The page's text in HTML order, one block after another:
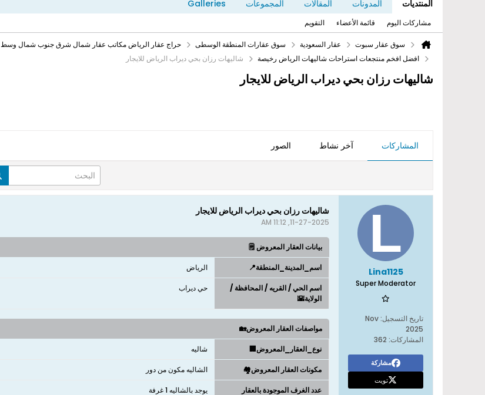
المنتديات المدونات المقالات المجموعات Galleries
مشاركات اليوم قائمة الأعضاء التقويم
سوق عقار سبوت عقار السعودية سوق عقارات المنطقة الوسطى حراج عقار الرياض مكاتب عقار شمال شرق جنوب شمال وسط
افضل افخم منتجعات ‫استراحات شاليهات الرياض رخيصة
شاليهات رزان بحي ديراب الرياض للايجار
شاليهات رزان بحي ديراب الرياض للايجار
المشاركات آخر نشاط الصور
Lina1125
Super Moderator
تاريخ التسجيل: Nov
2025
المشاركات: 362
مشاركة
تويت
شاليهات رزان بحي ديراب الرياض للايجار
11-27-2025, 11:12 AM
بيانات العقار المعروض 🗒️
اسم_المدينة_المنطقة📍 الرياض
اسم الحي / القريه / المحافظة /
الولاية🌇
حي ديراب
مواصفات العقار المعروض🏡
نوع_العقار_المعروض🏢 شاليه
مكونات العقار المعروض🏘️ الشاليه مكون من دور
عدد الغرف الموجودة بالعقار
يوجد بالشاليه 1 غرفة